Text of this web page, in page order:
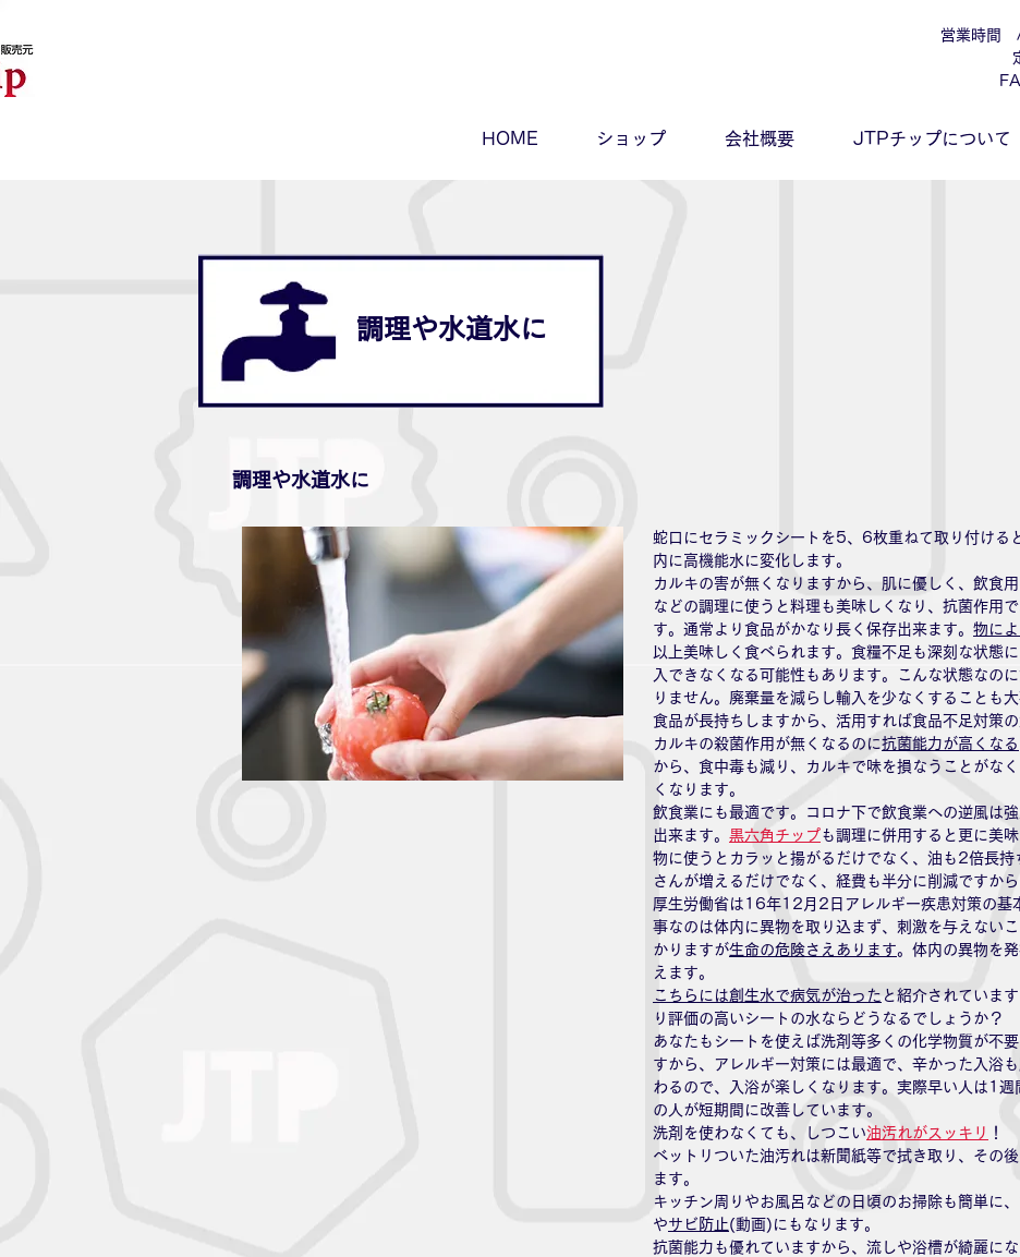
営業時
HOME ショップ 会社概要 JTPチップについて
調理や水道水に
調理や水道水に
蛇口にセラミックシートを5、6枚重ねて取り付ける
内に高機能水に変化します。
カルキの害が無くなりますから、肌に優しく、飲食
などの調理に使うと料理も美味しくなり、抗菌作用
す。通常より食品がかなり長く保存出来ます。 物に
以上美味しく食べられます。食糧不足も深刻な状態
入できなくなる可能性もあります。こんな状態なの
りません。廃棄量を減らし輸入を少なくすることも
食品が長持ちしますから、活用すれば食品不足対策の
カルキの殺菌作用が無くなるのに抗菌能力が高くなる
から、食中毒も減り、カルキで味を損なうことがな
くなります。
飲食業にも最適です。コロナ下で飲食業への逆風は
出来ます。 黒六角チップも調理に併用すると更に美味
物に使うとカラッと揚がるだけでなく、油も2倍長
さんが増えるだけでなく、経費も半分に削減ですから
厚生労働省は16年12月2日アレルギー疾患対策の基
事なのは体内に異物を取り込まず、刺激を与えない
かりますが生命の危険さえあります。体内の異物を
えます。
こちらには創生水で病気が治った と紹介されていま
り評価の高いシートの水ならどうなるでしょうか？
あなたもシートを使えば洗剤等多くの化学物質が不
すから、アレルギー対策には最適で、辛かった入浴
わるので、入浴が楽しくなります。実際早い人は1週
の人が短期間に改善しています。
洗剤を使わなくても、しつこい油汚れがスッキリ
！
ベットリついた油汚れは新聞紙等で拭き取り、その
ます。
キッチン周りやお風呂などの日頃のお掃除も簡単に
やサビ防止(動画)にもなります。
抗菌能力も優れていますから、流しや浴槽が綺麗に